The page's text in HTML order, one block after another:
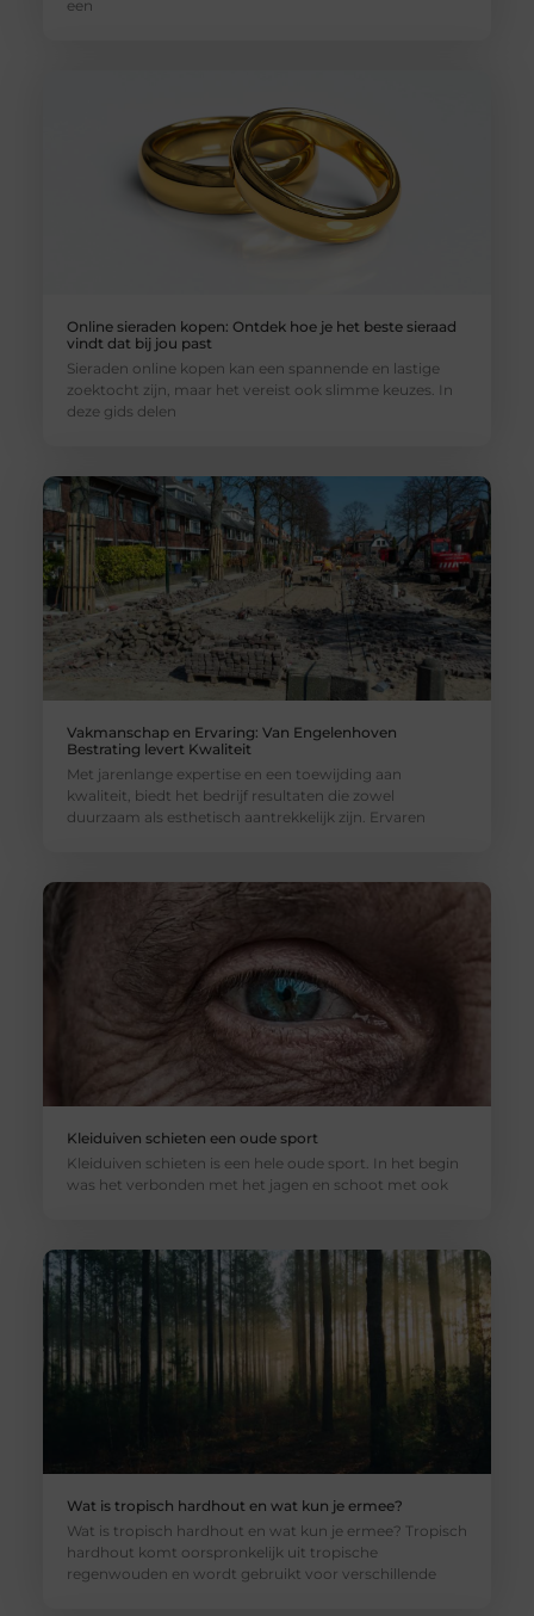
een
Online sieraden kopen: Ontdek hoe je het beste sieraad
vindt dat bij jou past
Sieraden online kopen kan een spannende en lastige
zoektocht zijn, maar het vereist ook slimme keuzes. In
deze gids delen
Vakmanschap en Ervaring: Van Engelenhoven
Bestrating levert Kwaliteit
Met jarenlange expertise en een toewijding aan
kwaliteit, biedt het bedrijf resultaten die zowel
duurzaam als esthetisch aantrekkelijk zijn. Ervaren
Kleiduiven schieten een oude sport
Kleiduiven schieten is een hele oude sport. In het begin
was het verbonden met het jagen en schoot met ook
Wat is tropisch hardhout en wat kun je ermee?
Wat is tropisch hardhout en wat kun je ermee? Tropisch
hardhout komt oorspronkelijk uit tropische
regenwouden en wordt gebruikt voor verschillende